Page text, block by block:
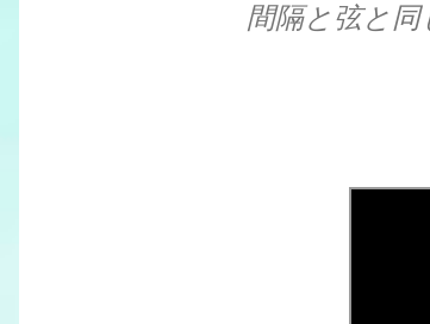
間隔と弦と同